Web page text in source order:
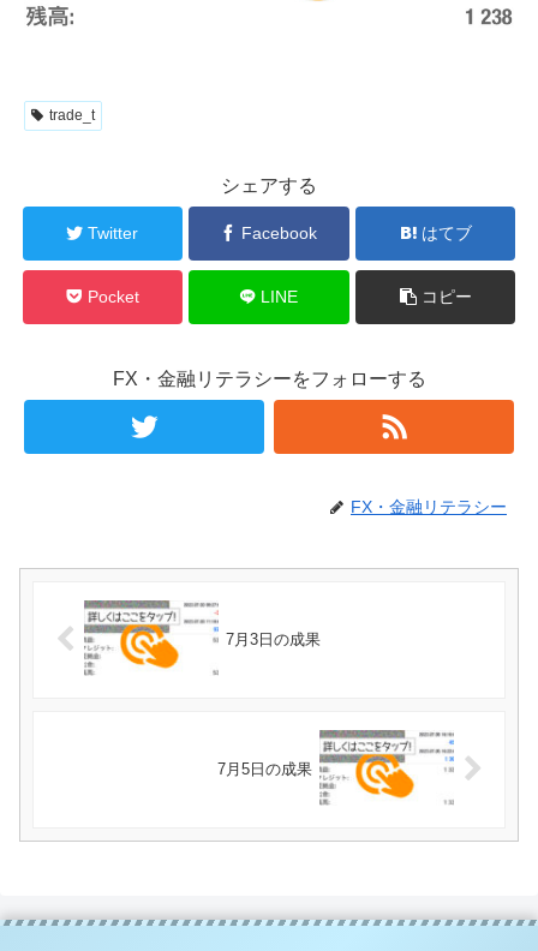
trade_t
シェアする
Twitter Facebook はてブ
Pocket LINE コピー
FX・金融リテラシーをフォローする
FX・金融リテラシー
7月3日の成果
7月5日の成果